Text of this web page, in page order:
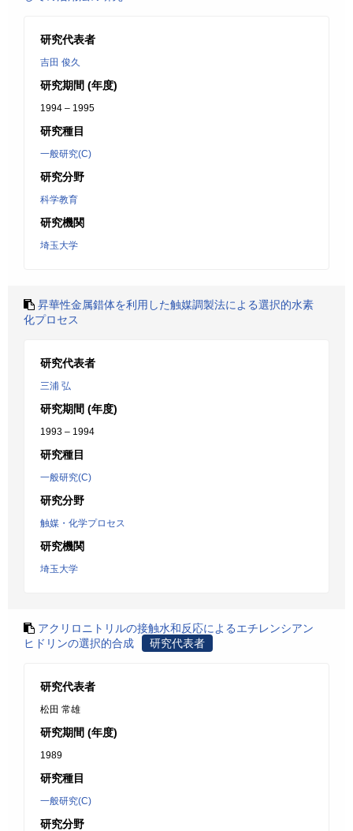
研究代表者
吉田 俊久
研究期間 (年度)
1994 – 1995
研究種目
一般研究(C)
研究分野
科学教育
研究機関
埼玉大学
昇華性金属錯体を利用した触媒調製法による選択的水素
化プロセス
研究代表者
三浦 弘
研究期間 (年度)
1993 – 1994
研究種目
一般研究(C)
研究分野
触媒・化学プロセス
研究機関
埼玉大学
アクリロニトリルの接触水和反応によるエチレンシアン
ヒドリンの選択的合成
研究代表者
研究代表者
松田 常雄
研究期間 (年度)
1989
研究種目
一般研究(C)
研究分野